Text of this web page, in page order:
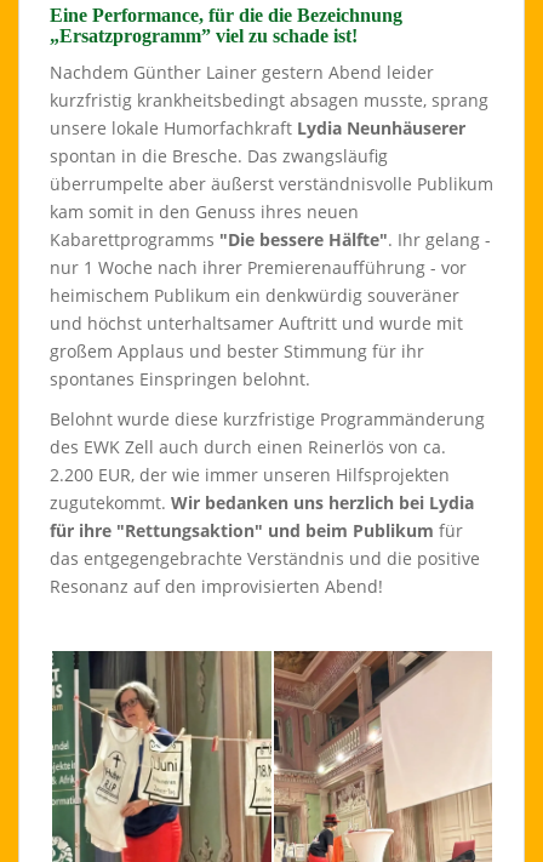
Eine Performance, für die die Bezeichnung
„Ersatzprogramm” viel zu schade ist!
Nachdem Günther Lainer gestern Abend leider
kurzfristig krankheitsbedingt absagen musste, sprang
unsere lokale Humorfachkraft Lydia Neunhäuserer
spontan in die Bresche. Das zwangsläufig
überrumpelte aber äußerst verständnisvolle Publikum
kam somit in den Genuss ihres neuen
Kabarettprogramms "Die bessere Hälfte". Ihr gelang -
nur 1 Woche nach ihrer Premierenaufführung - vor
heimischem Publikum ein denkwürdig souveräner
und höchst unterhaltsamer Auftritt und wurde mit
großem Applaus und bester Stimmung für ihr
spontanes Einspringen belohnt.
Belohnt wurde diese kurzfristige Programmänderung
des EWK Zell auch durch einen Reinerlös von ca.
2.200 EUR, der wie immer unseren Hilfsprojekten
zugutekommt. Wir bedanken uns herzlich bei Lydia
für ihre "Rettungsaktion" und beim Publikum für
das entgegengebrachte Verständnis und die positive
Resonanz auf den improvisierten Abend!